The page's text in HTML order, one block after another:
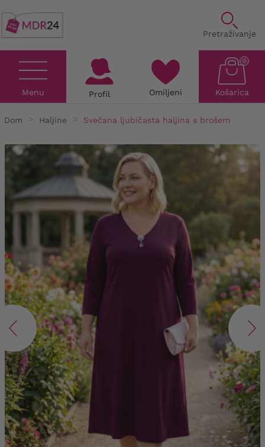
Pretraživanje
Menu Profil Omiljeni Košarica
0
Dom Haljine Svečana ljubičasta haljina s brošem